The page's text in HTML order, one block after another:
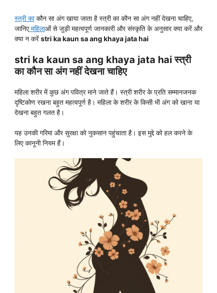
स्त्री काकौन सा अंग खाया जाता है स्त्री का कौन सा अंग नहीं देखना चाहिए,
जानिएमहिलाओं से जुड़ी महत्वपूर्ण जानकारी और संस्कृति के अनुसार क्या करें और
क्या न करेंstri ka kaun sa ang khaya jata hai
stri ka kaun sa ang khaya jata hai स्त्री
का कौन सा अंग नहीं देखना चाहिए
महिला शरीर में कुछ अंग पवित्र माने जाते हैं। स्त्री शरीर के प्रति सम्मानजनक
दृष्टिकोण रखना बहुत महत्वपूर्ण है। महिला के शरीर के किसी भी अंग को खाना या
देखना बहुत गलत है।
यह उनकी गरिमा और सुरक्षा को नुकसान पहुंचाता है। इस मुद्दे को हल करने के
लिए कानूनी नियम हैं।